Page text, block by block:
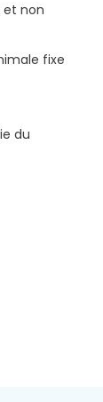
et non
fixe
du